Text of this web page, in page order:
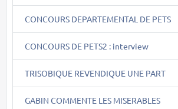
CONCOURS DEPARTEMENTAL DE PETS
CONCOURS DE PETS2 : interview
TRISOBIQUE REVENDIQUE UNE PART
GABIN COMMENTE LES MISERABLES